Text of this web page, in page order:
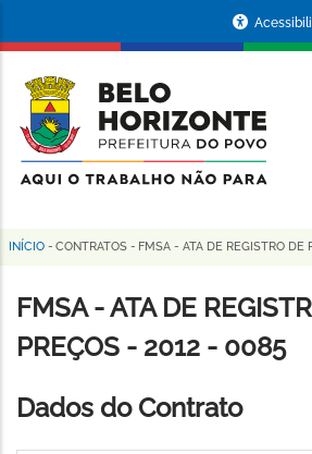
conteúdo
principal
da
Prefeitura
de
Horizonte
Trilha
de
navegação
INÍCIO - CONTRATOS - FMSA - ATA DE REGISTRO
FMSA - ATA DE
PREÇOS - 2012 - 0085
Dados do Contrato